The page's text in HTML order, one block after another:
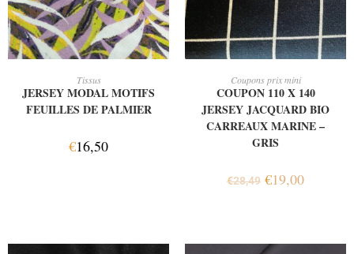
Tissus
JERSEY MODAL MOTIFS
FEUILLES DE PALMIER
€16,50
Coupons prix mini
COUPON 110 X 140
JERSEY JACQUARD BIO
CARREAUX MARINE –
GRIS
€28,49 €19,00